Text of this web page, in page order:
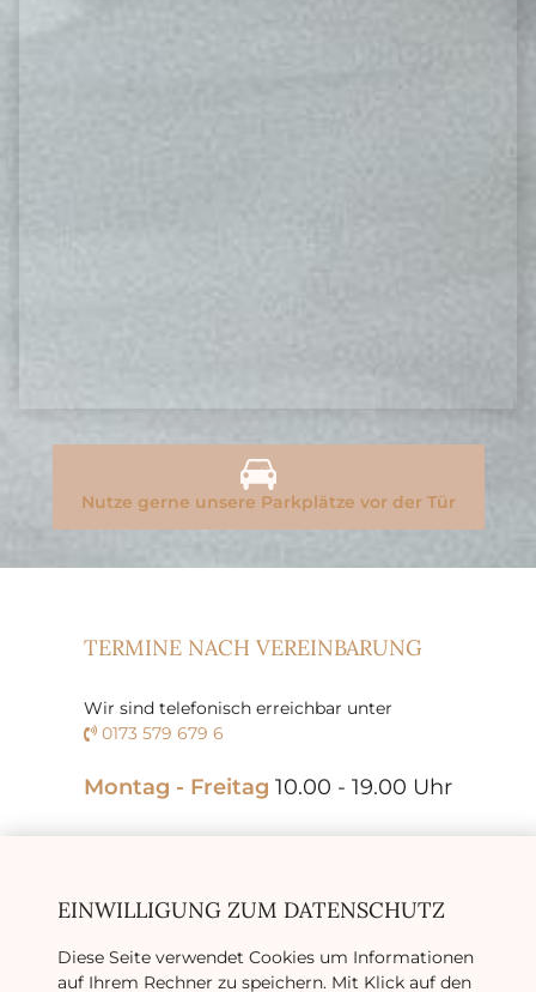
Nutze gerne unsere Parkplätze vor der Tür
TERMINE NACH VEREINBARUNG
Wir sind telefonisch erreichbar unter
 0173 579 679 6
Montag - Freitag 10.00 - 19.00 Uhr
Impressum
EINWILLIGUNG ZUM DATENSCHUTZ
Diese Seite verwendet Cookies um Informationen
auf Ihrem Rechner zu speichern. Mit Klick auf den